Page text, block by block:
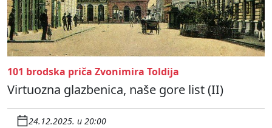
101 brodska priča Zvonimira Toldija
Virtuozna glazbenica, naše gore list (II)
24.12.2025. u 20:00